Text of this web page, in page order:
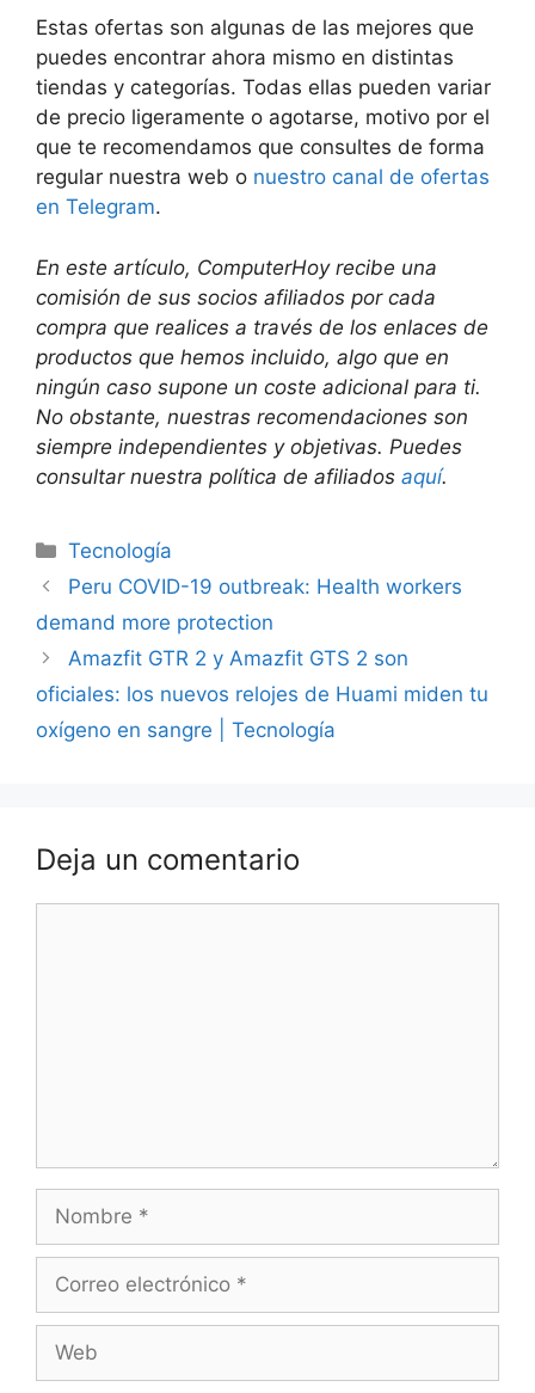
Estas ofertas son algunas de las mejores que
puedes encontrar ahora mismo en distintas
tiendas y categorías. Todas ellas pueden variar
de precio ligeramente o agotarse, motivo por el
que te recomendamos que consultes de forma
regular nuestra web o nuestro canal de ofertas
en Telegram.
En este artículo, ComputerHoy recibe una
comisión de sus socios afiliados por cada
compra que realices a través de los enlaces de
productos que hemos incluido, algo que en
ningún caso supone un coste adicional para ti.
No obstante, nuestras recomendaciones son
siempre independientes y objetivas. Puedes
consultar nuestra política de afiliados aquí.
Categorías
Tecnología
Peru COVID-19 outbreak: Health workers
demand more protection
Amazfit GTR 2 y Amazfit GTS 2 son
oficiales: los nuevos relojes de Huami miden tu
oxígeno en sangre | Tecnología
Deja un comentario
electrónico